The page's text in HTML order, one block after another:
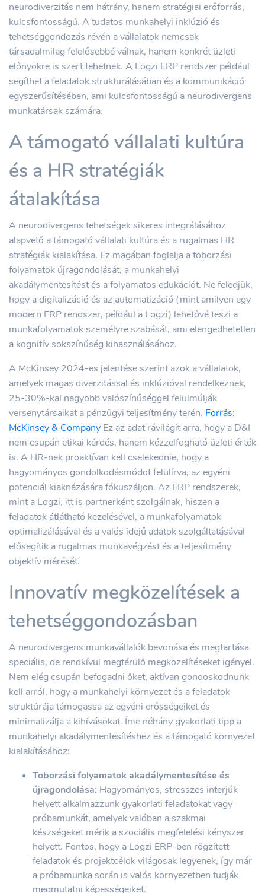
neurodiverzitás nem hátrány, hanem stratégiai erőforrás,
kulcsfontosságú. A tudatos munkahelyi inklúzió és
tehetséggondozás révén a vállalatok nemcsak
társadalmilag felelősebbé válnak, hanem konkrét üzleti
előnyökre is szert tehetnek. A Logzi ERP rendszer például
segíthet a feladatok strukturálásában és a kommunikáció
egyszerűsítésében, ami kulcsfontosságú a neurodivergens
munkatársak számára.
A támogató vállalati kultúra
és a HR stratégiák
átalakítása
A neurodivergens tehetségek sikeres integrálásához
alapvető a támogató vállalati kultúra és a rugalmas HR
stratégiák kialakítása. Ez magában foglalja a toborzási
folyamatok újragondolását, a munkahelyi
akadálymentesítést és a folyamatos edukációt. Ne feledjük,
hogy a digitalizáció és az automatizáció (mint amilyen egy
modern ERP rendszer, például a Logzi) lehetővé teszi a
munkafolyamatok személyre szabását, ami elengedhetetlen
a kognitív sokszínűség kihasználásához.
A McKinsey 2024-es jelentése szerint azok a vállalatok,
amelyek magas diverzitással és inklúzióval rendelkeznek,
25-30%-kal nagyobb valószínűséggel felülmúlják
versenytársaikat a pénzügyi teljesítmény terén. Forrás:
McKinsey & Company Ez az adat rávilágít arra, hogy a D&I
nem csupán etikai kérdés, hanem kézzelfogható üzleti érték
is. A HR-nek proaktívan kell cselekednie, hogy a
hagyományos gondolkodásmódot felülírva, az egyéni
potenciál kiaknázására fókuszáljon. Az ERP rendszerek,
mint a Logzi, itt is partnerként szolgálnak, hiszen a
feladatok átlátható kezelésével, a munkafolyamatok
optimalizálásával és a valós idejű adatok szolgáltatásával
elősegítik a rugalmas munkavégzést és a teljesítmény
objektív mérését.
Innovatív megközelítések a
tehetséggondozásban
A neurodivergens munkavállalók bevonása és megtartása
speciális, de rendkívül megtérülő megközelítéseket igényel.
Nem elég csupán befogadni őket, aktívan gondoskodnunk
kell arról, hogy a munkahelyi környezet és a feladatok
struktúrája támogassa az egyéni erősségeiket és
minimalizálja a kihívásokat. Íme néhány gyakorlati tipp a
munkahelyi akadálymentesítéshez és a támogató környezet
kialakításához:
Toborzási folyamatok akadálymentesítése és
újragondolása: Hagyományos, stresszes interjúk
helyett alkalmazzunk gyakorlati feladatokat vagy
próbamunkát, amelyek valóban a szakmai
készségeket mérik a szociális megfelelési kényszer
helyett. Fontos, hogy a Logzi ERP-ben rögzített
feladatok és projektcélok világosak legyenek, így már
a próbamunka során is valós környezetben tudják
megmutatni képességeiket.